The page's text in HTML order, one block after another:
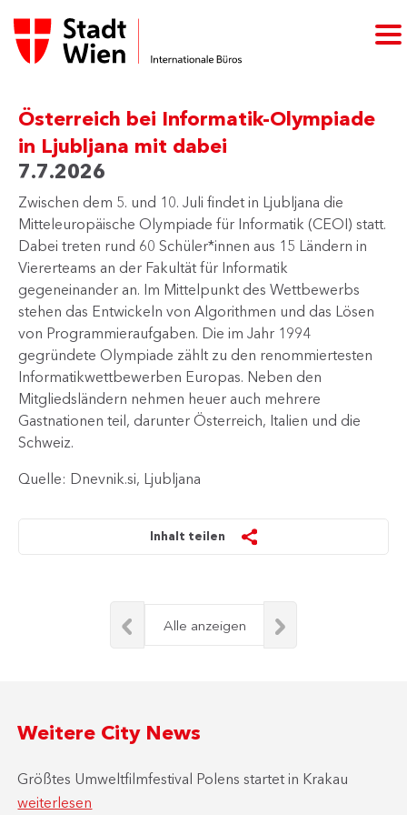
Österreich bei Informatik-Olympiade
in Ljubljana mit dabei
7.7.2026
Zwischen dem 5. und 10. Juli findet in Ljubljana die
Mitteleuropäische Olympiade für Informatik (CEOI) statt.
Dabei treten rund 60 Schüler*innen aus 15 Ländern in
Viererteams an der Fakultät für Informatik
gegeneinander an. Im Mittelpunkt des Wettbewerbs
stehen das Entwickeln von Algorithmen und das Lösen
von Programmieraufgaben. Die im Jahr 1994
gegründete Olympiade zählt zu den renommiertesten
Informatikwettbewerben Europas. Neben den
Mitgliedsländern nehmen heuer auch mehrere
Gastnationen teil, darunter Österreich, Italien und die
Schweiz.
Quelle: Dnevnik.si, Ljubljana
Inhalt teilen
Alle anzeigen
Weitere City News
Größtes Umweltfilmfestival Polens startet in Krakau
weiterlesen